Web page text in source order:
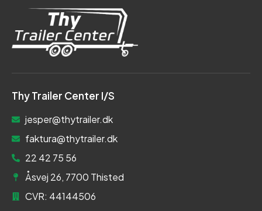
Thy Trailer Center I/S
jesper@thytrailer.dk
faktura@thytrailer.dk
22 42 75 56
Åsvej 26, 7700 Thisted
CVR: 44144506